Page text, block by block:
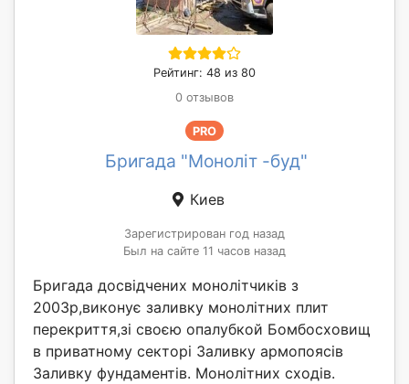
Рейтинг: 48 из 80
0 отзывов
PRO
Бригада "Моноліт -буд"
Киев
Зарегистрирован год назад
Был на сайте 11 часов назад
Бригада досвідчених монолітчиків з
2003р,виконує заливку монолітних плит
перекриття,зі своєю опалубкой Бомбосховищ
в приватному секторі Заливку армопоясів
Заливку фундаментів. Монолітних сходів.